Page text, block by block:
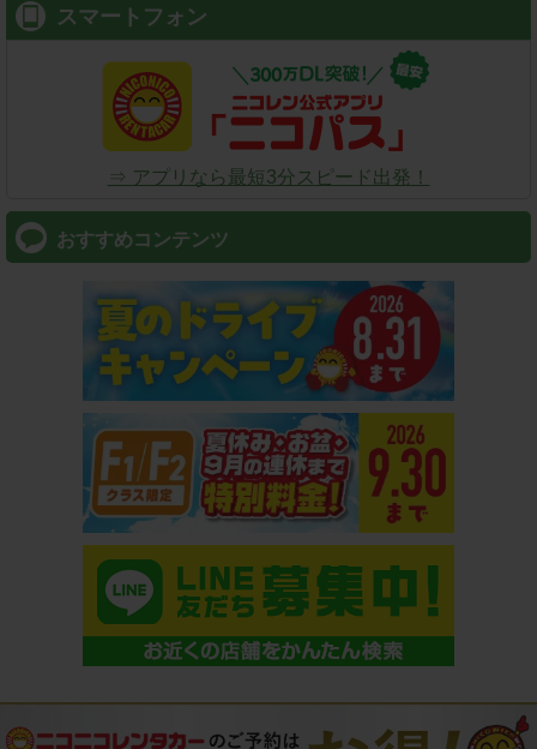
スマートフォン
⇒ アプリなら最短3分スピード出発！
おすすめコンテンツ